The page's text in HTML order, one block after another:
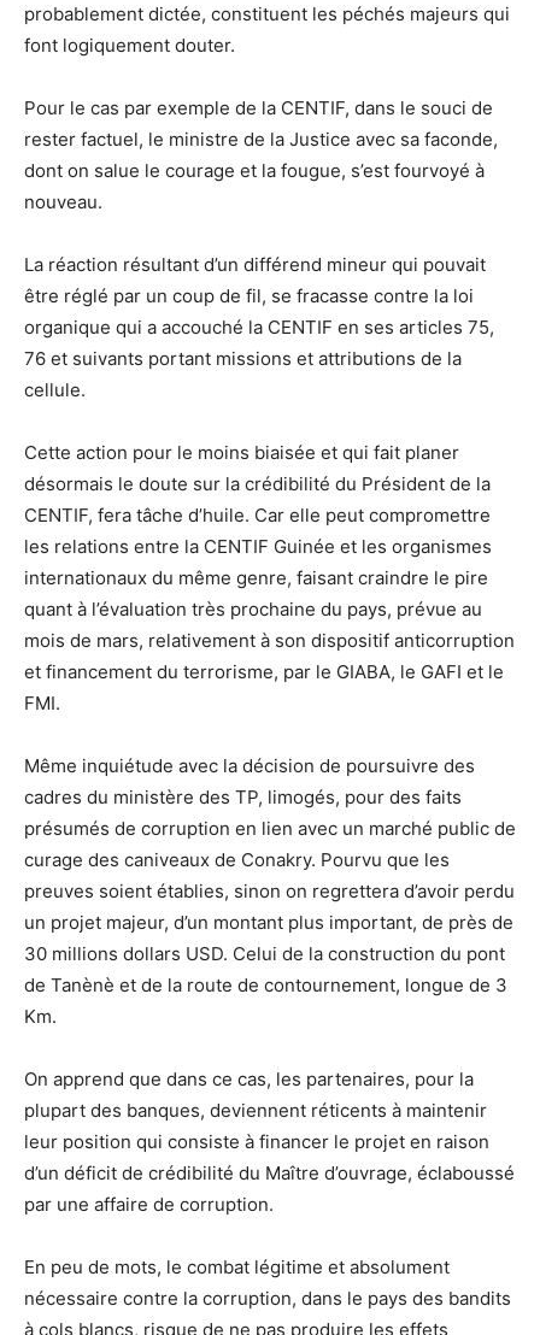
probablement dictée, constituent les péchés majeurs qui
font logiquement douter.
Pour le cas par exemple de la CENTIF, dans le souci de
rester factuel, le ministre de la Justice avec sa faconde,
dont on salue le courage et la fougue, s’est fourvoyé à
nouveau.
La réaction résultant d’un différend mineur qui pouvait
être réglé par un coup de fil, se fracasse contre la loi
organique qui a accouché la CENTIF en ses articles 75,
76 et suivants portant missions et attributions de la
cellule.
Cette action pour le moins biaisée et qui fait planer
désormais le doute sur la crédibilité du Président de la
CENTIF, fera tâche d’huile. Car elle peut compromettre
les relations entre la CENTIF Guinée et les organismes
internationaux du même genre, faisant craindre le pire
quant à l’évaluation très prochaine du pays, prévue au
mois de mars, relativement à son dispositif anticorruption
et financement du terrorisme, par le GIABA, le GAFI et le
FMI.
Même inquiétude avec la décision de poursuivre des
cadres du ministère des TP, limogés, pour des faits
présumés de corruption en lien avec un marché public de
curage des caniveaux de Conakry. Pourvu que les
preuves soient établies, sinon on regrettera d’avoir perdu
un projet majeur, d’un montant plus important, de près de
30 millions dollars USD. Celui de la construction du pont
de Tanènè et de la route de contournement, longue de 3
Km.
On apprend que dans ce cas, les partenaires, pour la
plupart des banques, deviennent réticents à maintenir
leur position qui consiste à financer le projet en raison
d’un déficit de crédibilité du Maître d’ouvrage, éclaboussé
par une affaire de corruption.
En peu de mots, le combat légitime et absolument
nécessaire contre la corruption, dans le pays des bandits
à cols blancs, risque de ne pas produire les effets